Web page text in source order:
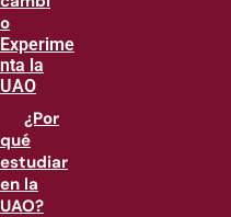
o
Experime
nta la
UAO
¿Por
qué
estudiar
en la
UAO?